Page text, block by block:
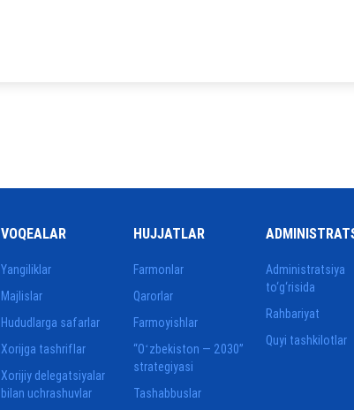
VOQEALAR
Yangiliklar
Majlislar
Hududlarga safarlar
Xorijga tashriflar
Xorijiy delegatsiyalar
bilan uchrashuvlar
HUJJATLAR
Farmonlar
Qarorlar
Farmoyishlar
“Oʻzbekiston — 2030”
strategiyasi
Tashabbuslar
Administratsiya
to‘g‘risida
Rahbariyat
Quyi tashkilotlar